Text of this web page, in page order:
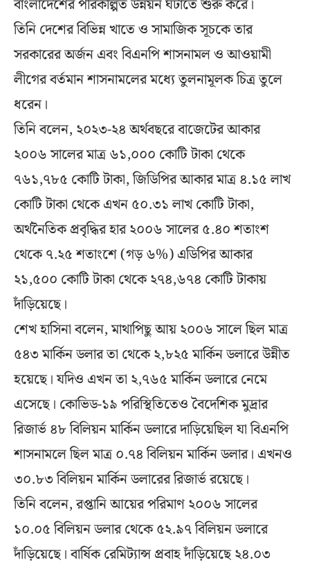
বাংলাদেশের পরিকল্পিত উন্নয়ন ঘটাতে শুরু করে।
তিনি দেশের বিভিন্ন খাতে ও সামাজিক সূচকে তার
সরকারের অর্জন এবং বিএনপি শাসনামল ও আওয়ামী
লীগের বর্তমান শাসনামলের মধ্যে তুলনামূলক চিত্র তুলে
ধরেন।
তিনি বলেন, ২০২৩-২৪ অর্থবছরে বাজেটের আকার
২০০৬ সালের মাত্র ৬১,০০০ কোটি টাকা থেকে
৭৬১,৭৮৫ কোটি টাকা, জিডিপির আকার মাত্র ৪.১৫ লাখ
কোটি টাকা থেকে এখন ৫০.৩১ লাখ কোটি টাকা,
অর্থনৈতিক প্রবৃদ্ধির হার ২০০৬ সালের ৫.৪০ শতাংশ
থেকে ৭.২৫ শতাংশে (গড় ৬%) এডিপির আকার
২১,৫০০ কোটি টাকা থেকে ২৭৪,৬৭৪ কোটি টাকায়
দাঁড়িয়েছে।
শেখ হাসিনা বলেন, মাথাপিছু আয় ২০০৬ সালে ছিল মাত্র
৫৪৩ মার্কিন ডলার তা থেকে ২,৮২৫ মার্কিন ডলারে উন্নীত
হয়েছে। যদিও এখন তা ২,৭৬৫ মার্কিন ডলারে নেমে
এসেছে। কোভিড-১৯ পরিস্থিতিতেও বৈদেশিক মুদ্রার
রিজার্ভ ৪৮ বিলিয়ন মার্কিন ডলারে দাড়িয়েছিল যা বিএনপি
শাসনামলে ছিল মাত্র ০.৭৪ বিলিয়ন মার্কিন ডলার। এখনও
৩০.৮৩ বিলিয়ন মার্কিন ডলারের রিজার্ভ রয়েছে।
তিনি বলেন, রপ্তানি আয়ের পরিমাণ ২০০৬ সালের
১০.০৫ বিলিয়ন ডলার থেকে ৫২.৯৭ বিলিয়ন ডলারে
দাঁড়িয়েছে। বার্ষিক রেমিট্যান্স প্রবাহ দাঁড়িয়েছে ২৪.০৩